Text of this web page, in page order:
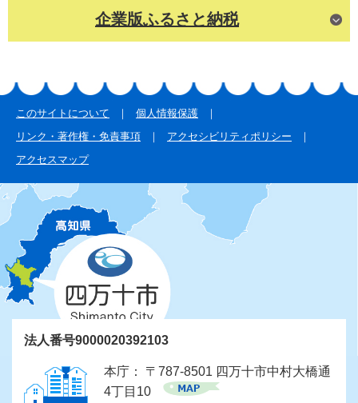
企業版ふるさと納税
このサイトについて
個人情報保護
リンク・著作権・免責事項
アクセシビリティポリシー
アクセスマップ
法人番号9000020392103
本庁： 〒787-8501 四万十市中村大橋通
4丁目10